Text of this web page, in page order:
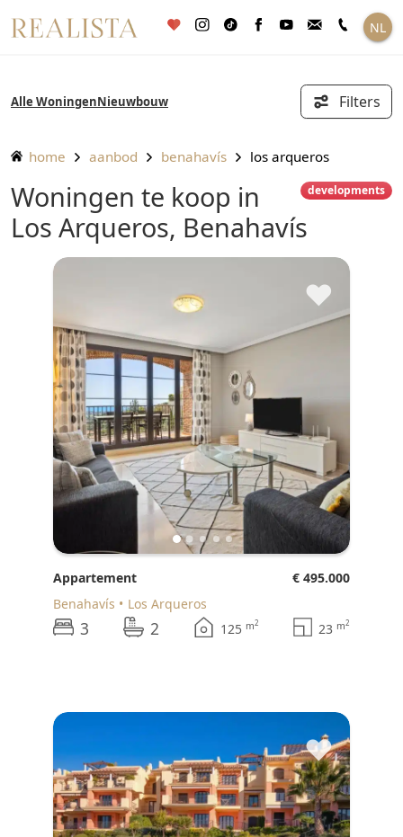
naar
NL
Alle Woningen Nieuwbouw Filters
home aanbod benahavís los arqueros
developments
Woningen te koop in
Los Arqueros, Benahavís
♥
Appartement
€ 495.000
Benahavís
Los Arqueros
3 2 125 m2 23 m2
♥